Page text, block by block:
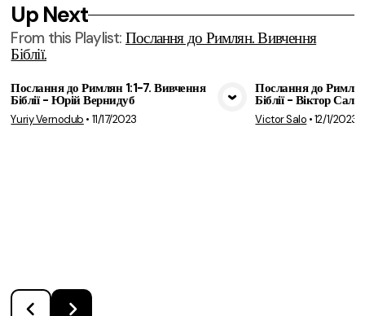
Up Next
From this Playlist: Послання до Римлян. Вивчення
Біблії.
View Media
Послання до Римлян 1:1-7. Вивчення
Біблії - Юрій Вернидуб
Yuriy Vernodub • 11/17/2023
Послання до
Біблії - Віктор Сало
Victor Salo •12/1/2023